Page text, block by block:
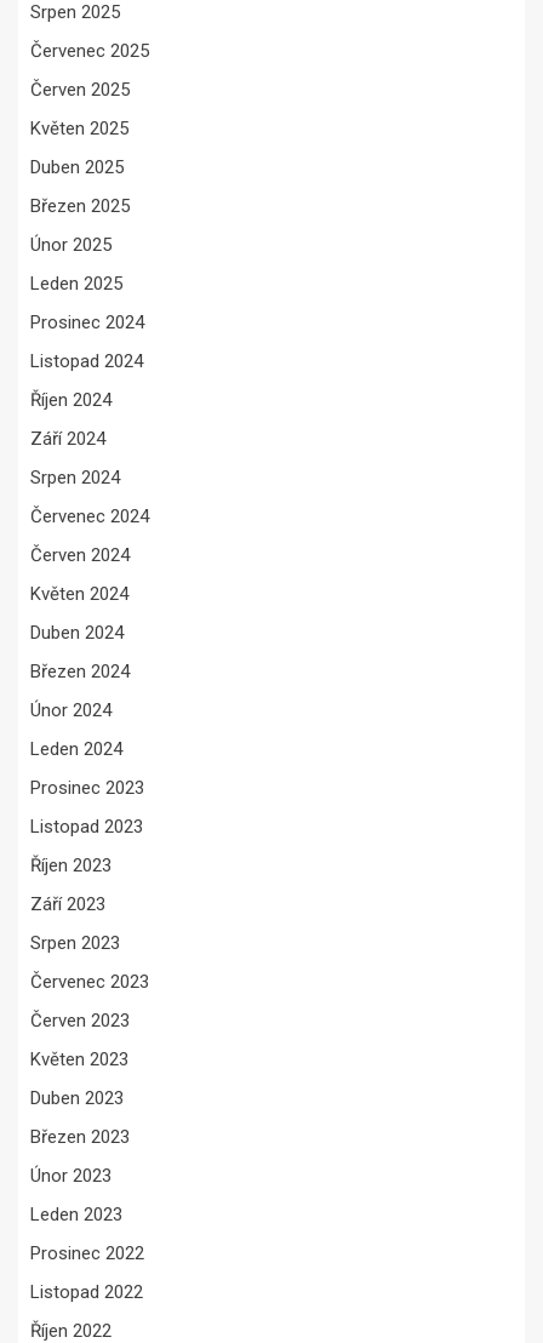
Srpen 2025
Červenec 2025
Červen 2025
Květen 2025
Duben 2025
Březen 2025
Únor 2025
Leden 2025
Prosinec 2024
Listopad 2024
Říjen 2024
Září 2024
Srpen 2024
Červenec 2024
Červen 2024
Květen 2024
Duben 2024
Březen 2024
Únor 2024
Leden 2024
Prosinec 2023
Listopad 2023
Říjen 2023
Září 2023
Srpen 2023
Červenec 2023
Červen 2023
Květen 2023
Duben 2023
Březen 2023
Únor 2023
Leden 2023
Prosinec 2022
Listopad 2022
Říjen 2022